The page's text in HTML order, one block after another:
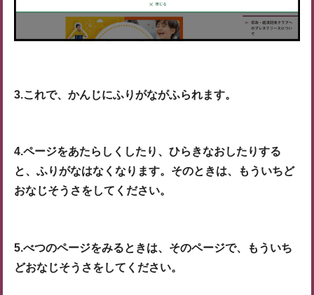
3.これで、かんじにふりがながふられます。
4.ページをあたらしくしたり、ひらきなおしたりする
と、ふりがなはなくなります。そのときは、もういちど
おなじそうさをしてください。
5.べつのページをみるときは、そのページで、もういち
どおなじそうさをしてください。